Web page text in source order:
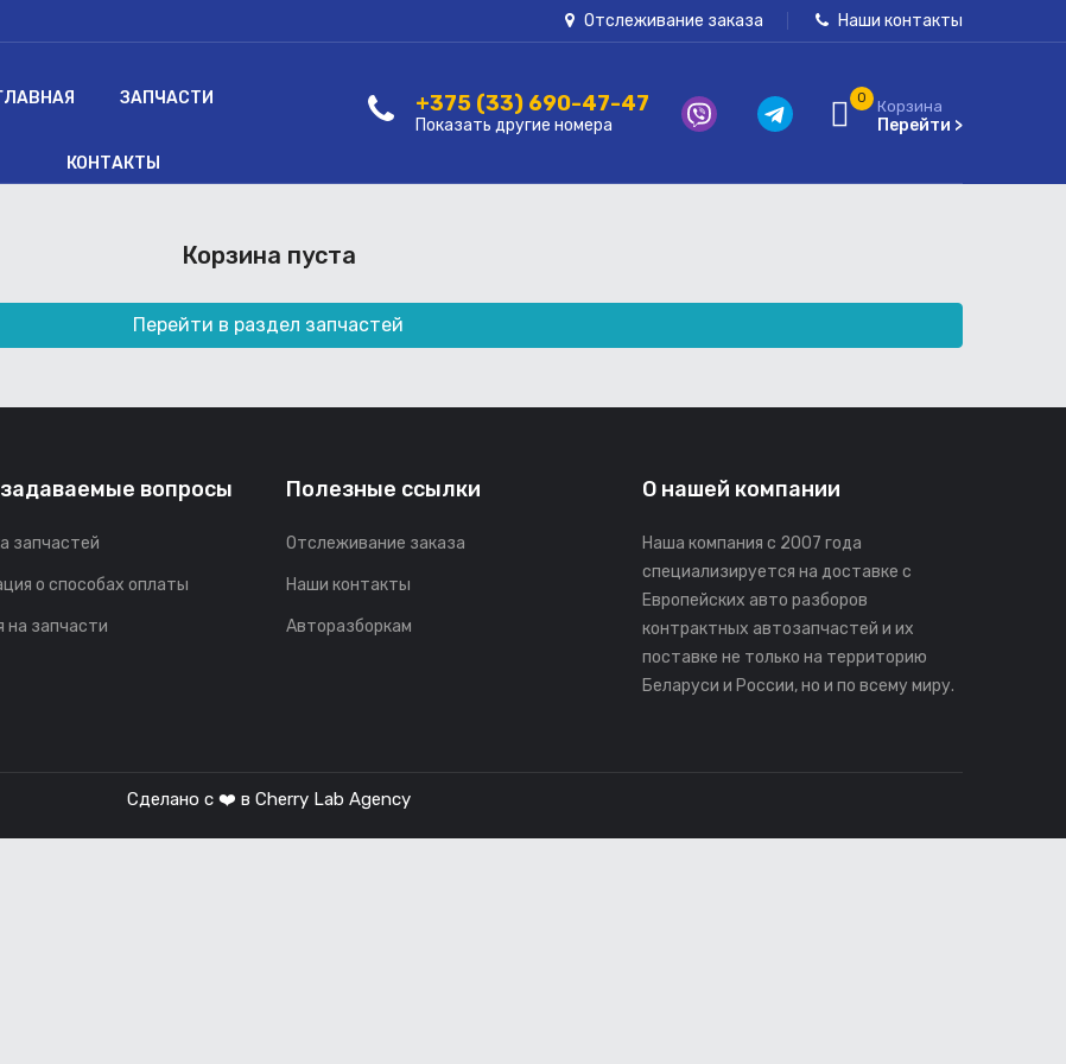
Отслеживание заказа Наши контакты
ЗАПЧАСТИ
КОНТАКТЫ
+375 (33) 690-47-47
Показать другие номера
0 Корзина
Перейти >
Корзина пуста
Перейти в раздел запчастей
вопросы
запчастей
о способах оплаты
на запчасти
Полезные ссылки
Отслеживание заказа
Наши контакты
Авторазборкам
О нашей компании
Наша компания с 2007 года
специализируется на доставке с
Европейских авто разборов
контрактных автозапчастей и их
поставке не только на территорию
Беларуси и России, но и по всему миру.
Сделано с ❤️ в Cherry Lab Agency